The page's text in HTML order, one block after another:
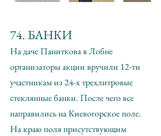
74. БАНКИ
На даче Паниткова в Лобне
организаторы акции вручили 12-ти
участникам из 24-х трехлитровые
стеклянные банки. После чего все
направились на Киевогорское поле.
На краю поля присутствующим